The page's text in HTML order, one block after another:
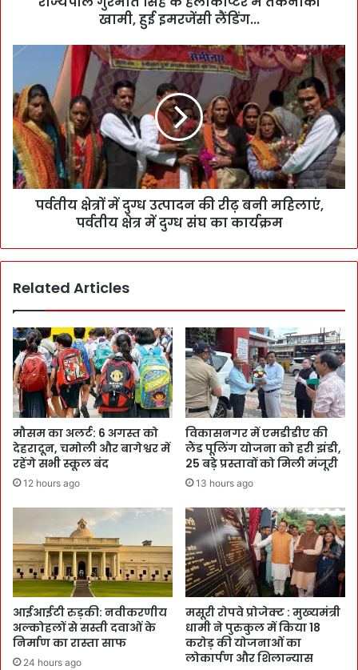
खामी, हुई इमरजेंसी लैंडिंग...
पर्वतीय क्षेत्रों में दुग्ध उत्पादन की रीढ़ बनी महिलाएं,
पर्वतीय क्षेत्र में दुग्ध संघ का कार्यक्रम
Related Articles
मौसम का अलर्ट: 6 अगस्त को
देहरादून, चमोली और बागेश्वर में
रहेंगे सभी स्कूल बंद
12 hours ago
विकासनगर में एमडीडीए की
लैंड पूलिंग योजना को हरी झंडी,
25 बड़े प्रस्तावों को मिली मंजूरी
13 hours ago
आईआईटी रुड़की: नवीकरणीय
अल्कोहलों से सस्ती दवाओं के
निर्माण का रास्ता साफ
24 hours ago
मसूरी रोपवे प्रोजेक्ट : मुख्‍यमंत्री
धामी ने पुरुकुल में किया 18
करोड़ की योजनाओं का
लोकार्पण और शिलान्यास